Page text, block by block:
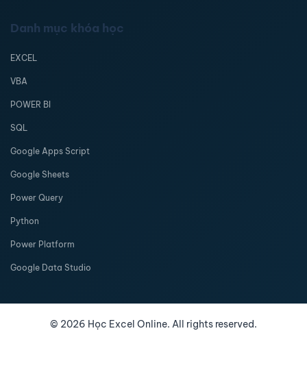
Danh mục khóa học
EXCEL
VBA
POWER BI
SQL
Google Apps Script
Google Sheets
Power Query
Python
Power Platform
Google Data Studio
© 2026 Học Excel Online. All rights reserved.